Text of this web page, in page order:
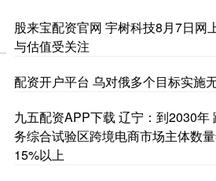
股来宝配资官网 宇树科技8月7日网
与估值受关注
配资开户平台 乌对俄多个目标实施
九五配资APP下载 辽宁：到2030年
务综合试验区跨境电商市场主体数
15%以上